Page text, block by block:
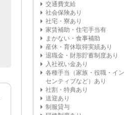
交通費支給
社会保険あり
社宅・寮あり
家賃補助・住宅手当有
まかない・食事補助
産休・育休取得実績あり
退職金・財形貯蓄制度あり
入社祝い金あり
各種手当（家族・役職・イン
センティブなど）あり
社割・特典あり
送迎あり
制服貸与